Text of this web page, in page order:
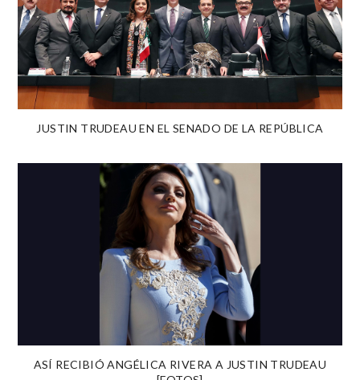
JUSTIN TRUDEAU EN EL SENADO DE LA REPÚBLICA
ASÍ RECIBIÓ ANGÉLICA RIVERA A JUSTIN TRUDEAU